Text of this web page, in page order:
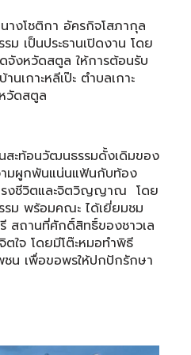
งโชติกา อัครกิจโสภากุล
ม เป็นประธานเปิดงาน โดย
งหวัดสตูล ให้การต้อนรับ
เกาะหลีเป๊ะ ตำบลเกาะ
วัดสตูล
ะท้อนวัฒนธรรมดั้งเดิมของ
ามผูกพันแน่นแฟ้นกับท้อง
รงชีวิตและจิตวิญญาณ โดย
ม พร้อมคณะ ได้เยี่ยมชม
สถานที่ศักดิ์สิทธิ์ของชาวเล
ตใจ โดยมีโต๊ะหมอทำพิธี
เพื่อขอพรให้ปกปักรักษา